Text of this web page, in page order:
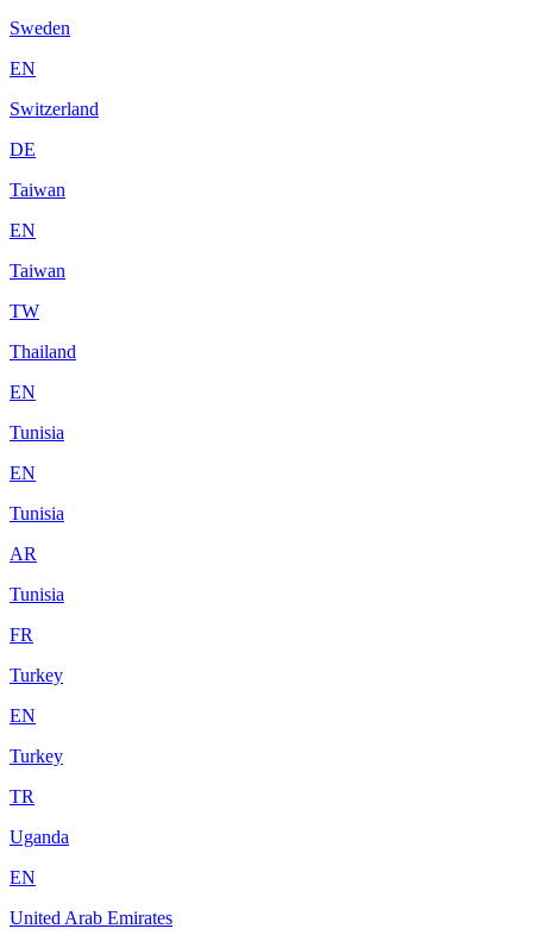
Sweden
EN
Switzerland
DE
Taiwan
EN
Taiwan
TW
Thailand
EN
Tunisia
EN
Tunisia
AR
Tunisia
FR
Turkey
EN
Turkey
TR
Uganda
EN
United Arab Emirates